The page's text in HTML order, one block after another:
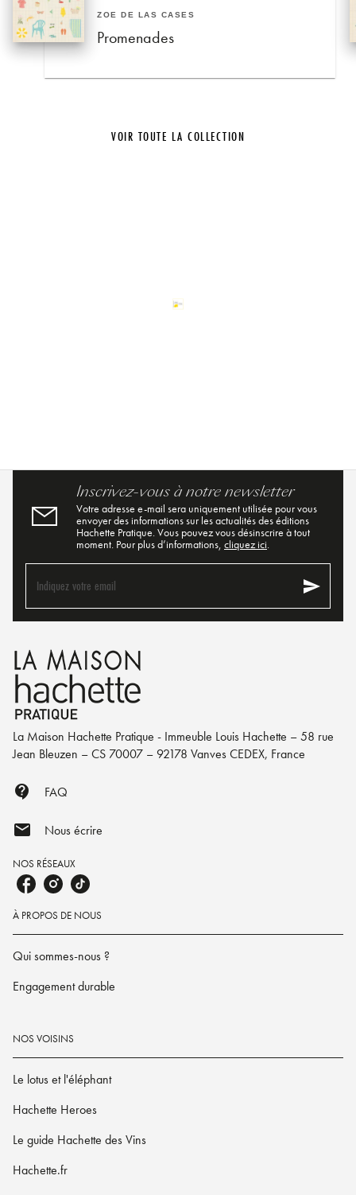
ZOÉ DE LAS CASES
Promenades
VOIR TOUTE LA COLLECTION
Inscrivez-vous à notre newsletter
Votre adresse e-mail sera uniquement utilisée pour vous
envoyer des informations sur les actualités des éditions
Hachette Pratique. Vous pouvez vous désinscrire à tout
moment. Pour plus d’informations, cliquez ici.
Indiquez votre email send
La Maison Hachette Pratique - Immeuble Louis Hachette – 58 rue
Jean Bleuzen – CS 70007 – 92178 Vanves CEDEX, France
contact_support FAQ
mail Nous écrire
NOS RÉSEAUX
À PROPOS DE NOUS
Qui sommes-nous ?
Engagement durable
NOS VOISINS
Le lotus et l'éléphant
Hachette Heroes
Le guide Hachette des Vins
Hachette.fr